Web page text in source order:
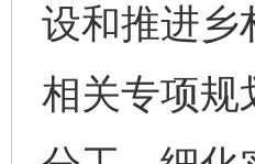
设和推进乡
相关专项规